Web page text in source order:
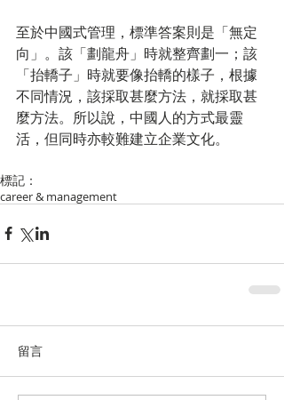
至於中國式管理，標準答案則是「無定
向」。該「劃龍舟」時就整齊劃一；該
「抬轎子」時就要像抬轎的樣子，根據
不同情況，該採取甚麼方法，就採取甚
麼方法。所以說，中國人的方式最靈
活，但同時亦較難建立企業文化。
標記：
career & management
留言